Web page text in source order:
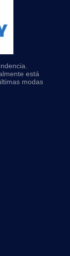
está
modas